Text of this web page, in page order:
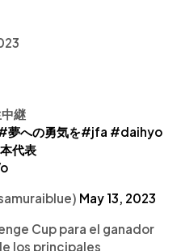
継
夢への勇気を#jfa #daihyo
代表
May 13, 2023
Cup para el ganador
los principales